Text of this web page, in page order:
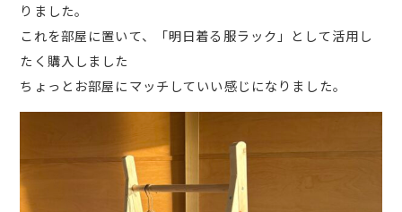
りました。
これを部屋に置いて、「明日着る服ラック」として活用し
たく購入しました
ちょっとお部屋にマッチしていい感じになりました。